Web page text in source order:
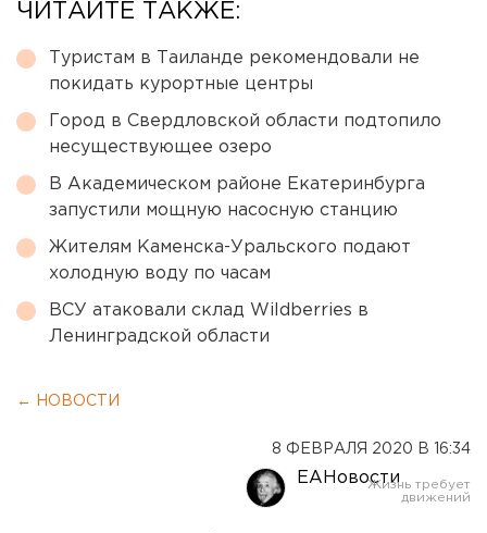
ЧИТАЙТЕ ТАКЖЕ:
Туристам в Таиланде рекомендовали не
покидать курортные центры
Город в Свердловской области подтопило
несуществующее озеро
В Академическом районе Екатеринбурга
запустили мощную насосную станцию
Жителям Каменска-Уральского подают
холодную воду по часам
ВСУ атаковали склад Wildberries в
Ленинградской области
← НОВОСТИ
8 ФЕВРАЛЯ 2020 В 16:34
ЕАНовости